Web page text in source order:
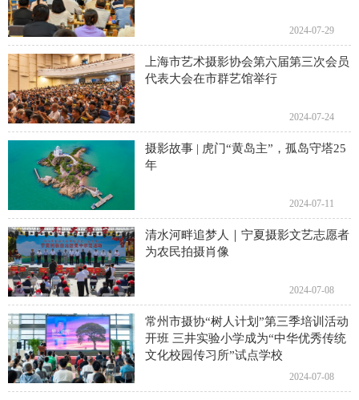
2024-07-29
上海市艺术摄影协会第六届第三次会员
代表大会在市群艺馆举行
2024-07-24
摄影故事 | 虎门“黄岛主”，孤岛守塔25
年
2024-07-11
清水河畔追梦人｜宁夏摄影文艺志愿者
为农民拍摄肖像
2024-07-08
常州市摄协“树人计划”第三季培训活动
开班 三井实验小学成为“中华优秀传统
文化校园传习所”试点学校
2024-07-08